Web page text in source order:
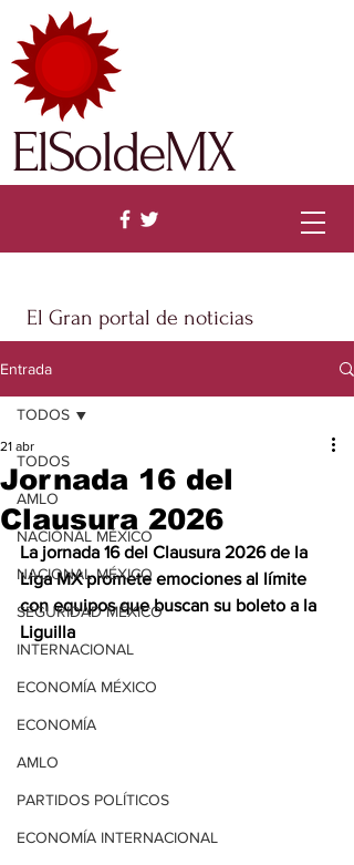
El Gran portal de noticias
ElSoldeMX
Entrada
TODOS
AMLO
NACIONAL MÉXICO
NACIONAL MÉXICO
SEGURIDAD MÉXICO
INTERNACIONAL
ECONOMÍA MÉXICO
ECONOMÍA
AMLO
PARTIDOS POLÍTICOS
ECONOMÍA INTERNACIONAL
TODOS
Jornada 16 del
Clausura 2026
21 abr
La jornada 16 del Clausura 2026 de la
Liga MX promete emociones al límite
con equipos que buscan su boleto a la
Liguilla